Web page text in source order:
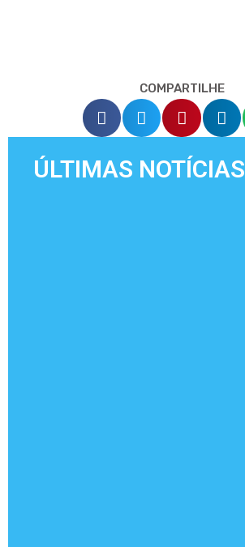
COMPARTILHE
ÚLTIMAS NOTÍCIAS